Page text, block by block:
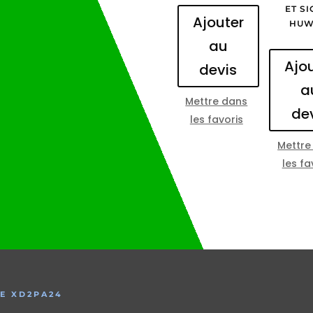
Ajouter
au
devis
Mettre dans
les favoris
ET
les
XD2PA24